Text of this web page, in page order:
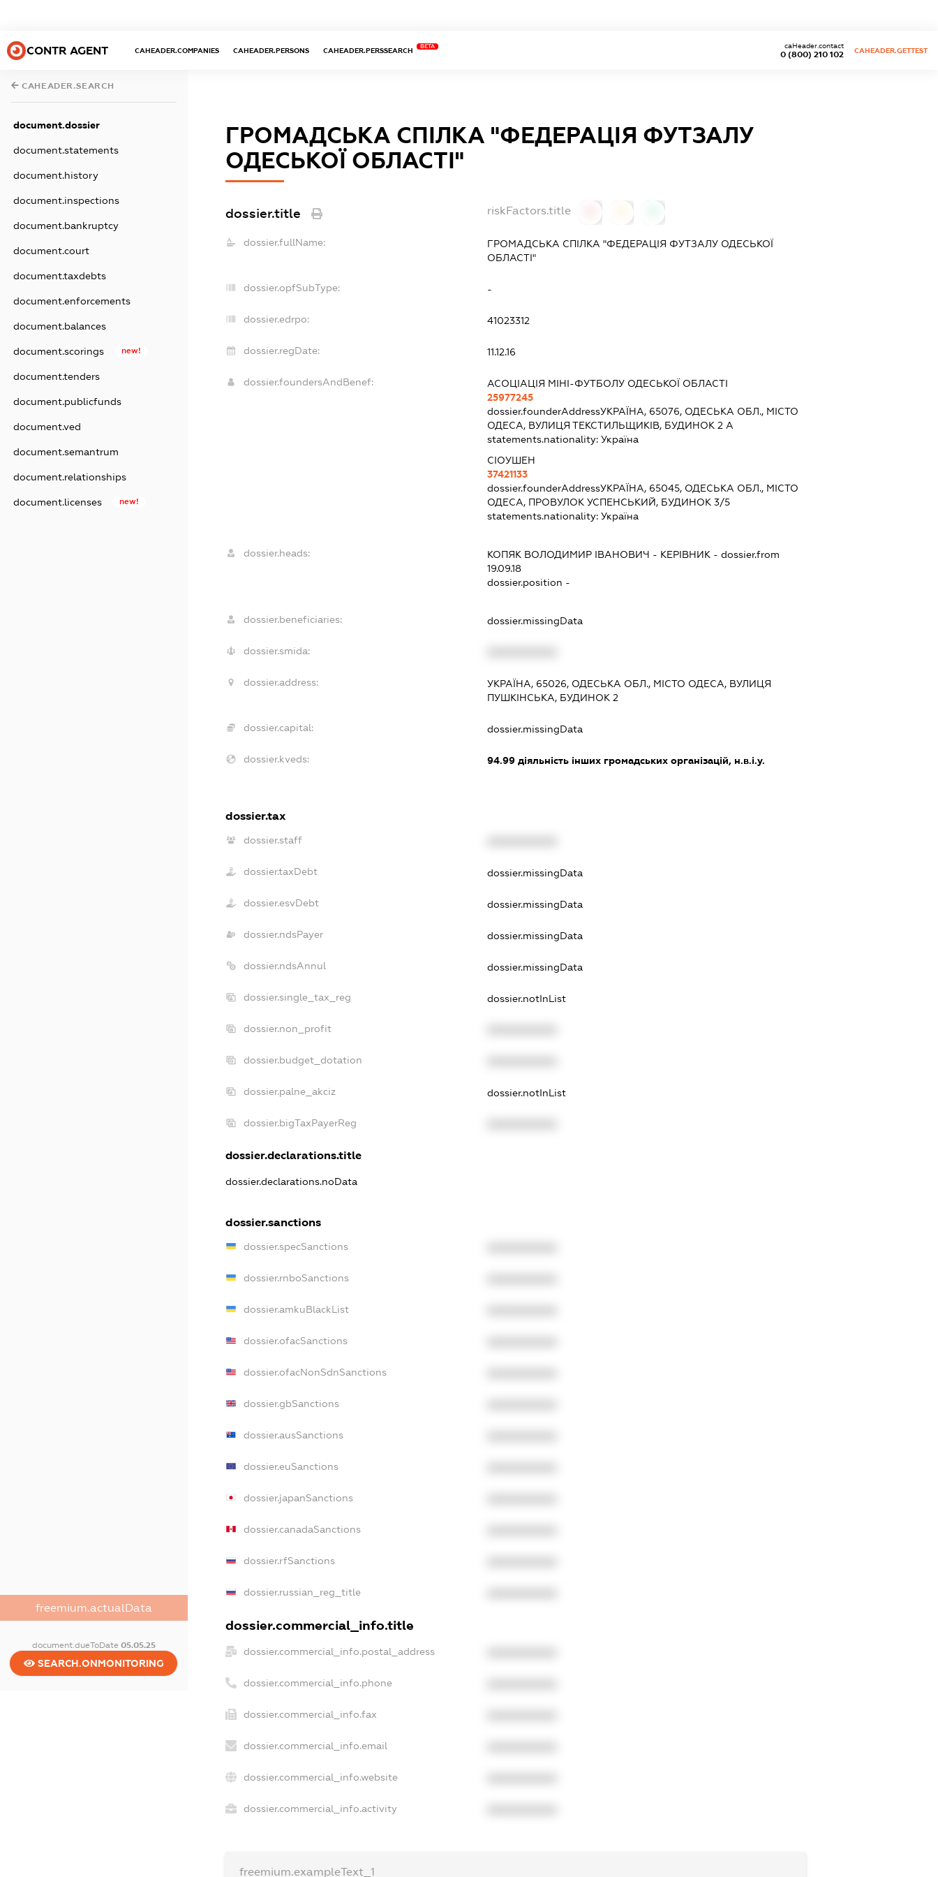
CONTR AGENT CAHEADER.COMPANIES CAHEADER.PERSONS CAHEADER.PERSSEARCH
BETA
0 (800) 210 102
caHeader.contact
CAHEADER.GETTEST
CAHEADER.SEARCH
document.dossier
document.statements
document.history
document.inspections
document.bankruptcy
document.court
document.taxdebts
document.enforcements
document.balances
document.scorings new!
document.tenders
document.publicfunds
document.ved
document.semantrum
document.relationships
document.licenses new!
freemium.actualData
document.dueToDate 05.05.25
SEARCH.ONMONITORING
ГРОМАДСЬКА СПІЛКА "ФЕДЕРАЦІЯ ФУТЗАЛУ
ОДЕСЬКОЇ ОБЛАСТІ"
dossier.title riskFactors.title
dossier.fullName:
ГРОМАДСЬКА СПІЛКА "ФЕДЕРАЦІЯ ФУТЗАЛУ ОДЕСЬКОЇ
ОБЛАСТІ"
dossier.opfSubType: -
dossier.edrpo: 41023312
dossier.regDate: 11.12.16
dossier.foundersAndBenef:
АСОЦІАЦІЯ МІНІ-ФУТБОЛУ ОДЕСЬКОЇ ОБЛАСТІ
25977245
dossier.founderAddressУКРАЇНА, 65076, ОДЕСЬКА ОБЛ., МІСТО
ОДЕСА, ВУЛИЦЯ ТЕКСТИЛЬЩИКІВ, БУДИНОК 2 А
statements.nationality: Україна
СІОУШЕН
37421133
dossier.founderAddressУКРАЇНА, 65045, ОДЕСЬКА ОБЛ., МІСТО
ОДЕСА, ПРОВУЛОК УСПЕНСЬКИЙ, БУДИНОК 3/5
statements.nationality: Україна
dossier.heads: КОПЯК ВОЛОДИМИР ІВАНОВИЧ - КЕРІВНИК- dossier.from
19.09.18
dossier.position -
dossier.beneficiaries: dossier.missingData
dossier.smida:
dossier.address:
УКРАЇНА, 65026, ОДЕСЬКА ОБЛ., МІСТО ОДЕСА, ВУЛИЦЯ
ПУШКІНСЬКА, БУДИНОК 2
dossier.capital: dossier.missingData
dossier.kveds: 94.99діяльність інших громадських організацій, н.в.і.у.
dossier.tax
dossier.staff
dossier.taxDebt dossier.missingData
dossier.esvDebt dossier.missingData
dossier.ndsPayer dossier.missingData
dossier.ndsAnnul dossier.missingData
dossier.single_tax_reg dossier.notInList
dossier.non_profit
dossier.budget_dotation
dossier.palne_akciz dossier.notInList
dossier.bigTaxPayerReg
dossier.declarations.title
dossier.declarations.noData
dossier.sanctions
dossier.specSanctions
dossier.rnboSanctions
dossier.amkuBlackList
dossier.ofacSanctions
dossier.ofacNonSdnSanctions
dossier.gbSanctions
dossier.ausSanctions
dossier.euSanctions
dossier.japanSanctions
dossier.canadaSanctions
dossier.rfSanctions
dossier.russian_reg_title
dossier.commercial_info.title
dossier.commercial_info.postal_address
dossier.commercial_info.phone
dossier.commercial_info.fax
dossier.commercial_info.email
dossier.commercial_info.website
dossier.commercial_info.activity
freemium.exampleText_1